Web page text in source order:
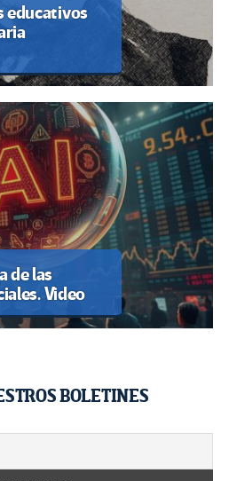
educativos
de las
Video
BOLETINES